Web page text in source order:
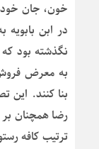
در ابن
نگذشته بود که
به معرض فروش
بنا کنند. این
رضا همچنان بر